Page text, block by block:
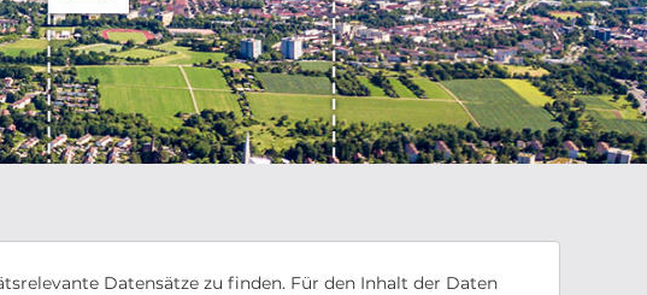
Datensätze zu finden. Für den Inhalt der Daten